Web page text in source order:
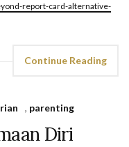
report-card-alternative-
Continue Reading
, parenting
Diri